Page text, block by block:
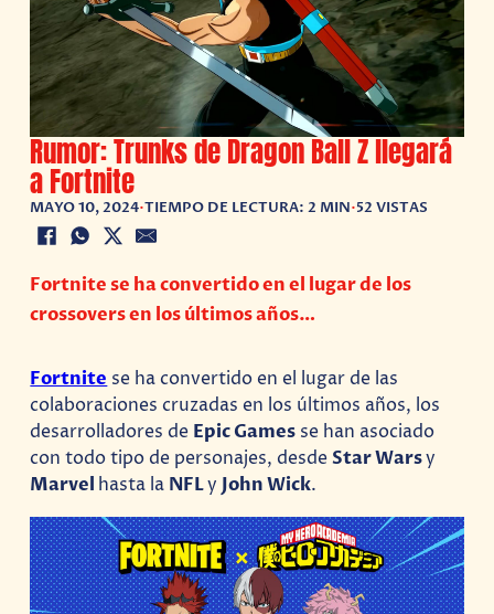
Rumor: Trunks de Dragon Ball Z llegará
a Fortnite
MAYO 10, 2024•TIEMPO DE LECTURA: 2 MIN•52 VISTAS
Fortnite se ha convertido en el lugar de los
crossovers en los últimos años…
Fortnitese ha convertido en el lugar de las
colaboraciones cruzadas en los últimos años, los
desarrolladores de Epic Games se han asociado
con todo tipo de personajes, desdeStar Warsy
Marvel hasta la NFLyJohn Wick.